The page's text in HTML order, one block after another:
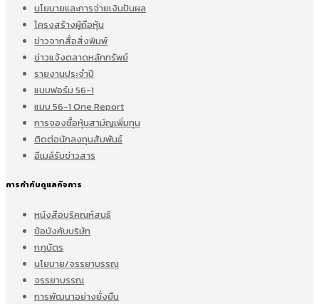
นโยบายและการจ่ายเงินปันผล
โครงสร้างผู้ถือหุ้น
ข่าวจากสื่อสิ่งพิมพ์
ข่าวแจ้งตลาดหลักทรัพย์
รายงานประจำปี
แบบฟอร์ม 56-1
แบบ 56-1 One Report
การจองซื้อหุ้นสามัญเพิ่มทุน
ติดต่อนักลงทุนสัมพันธ์
อีเมล์รับข่าวสาร
การกำกับดูแลกิจการ
หนังสือบริคณห์สนธิ
ข้อบังคับบริษัท
กฎบัตร
นโยบาย/จรรยาบรรณ
จรรยาบรรณ
การพัฒนาอย่างยั่งยืน